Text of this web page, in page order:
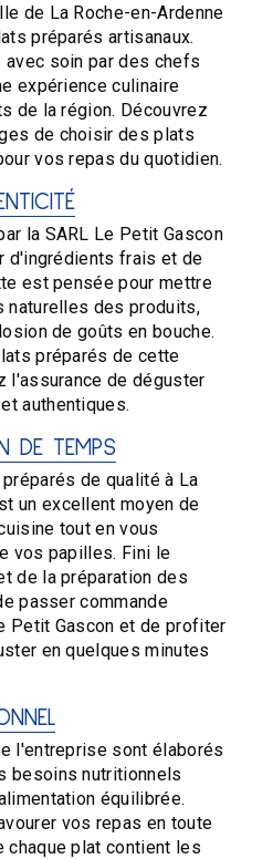
de La Roche-en-Ardenne
préparés artisanaux.
soin par des chefs
expérience culinaire
de la région. Découvrez
de choisir des plats
vos repas du quotidien.
la SARL Le Petit Gascon
d'ingrédients frais et de
est pensée pour mettre
naturelles des produits,
de goûts en bouche.
préparés de cette
l'assurance de déguster
authentiques.
DE TEMPS
de qualité à La
un excellent moyen de
tout en vous
vos papilles. Fini le
de la préparation des
passer commande
Petit Gascon et de profiter
en quelques minutes
l'entreprise sont élaborés
besoins nutritionnels
équilibrée.
vos repas en toute
chaque plat contient les